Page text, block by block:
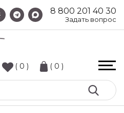
8 800 201 40 30
Задать вопрос
( 0 ) ( 0 )